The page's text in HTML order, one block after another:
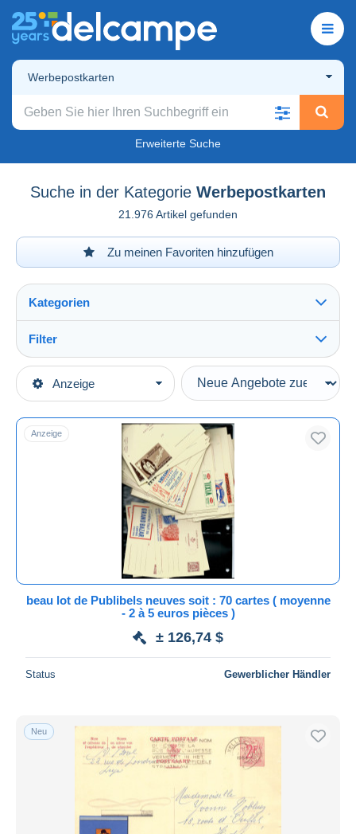
Werbepostkarten
Erweiterte Suche
Suche in der Kategorie Werbepostkarten
21.976 Artikel gefunden
Zu meinen Favoriten hinzufügen
Anzeige
Kategorien
Hauptkategorien
Europa
Werbepostkarten
Filter
Art der Verkäufe
Laufende Angebote
Auktionen mit Geboten
Auktionen ohne Gebote
Auktionshäuser
Alle Laufzeiten
Preis
Kostenloser Versand
Zahlungsmethoden
Banküberweisung
Visa
Anzeige
beau lot de Publibels neuves soit : 70 cartes ( moyenne
- 2 à 5 euros pièces )
± 126,74 $
Status Gewerblicher Händler
Neu